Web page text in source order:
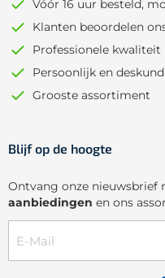
Vóór 16 uur besteld,
Klanten beoordelen
Professionele kwaliteit
Persoonlijk en
Grooste assortiment
Blijf op de hoogte
Ontvang onze nieuwsbrief
aanbiedingen en ons